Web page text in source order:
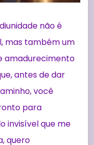
não é
mas também um
amadurecimento
antes de dar
você
para
invisível que me
quero